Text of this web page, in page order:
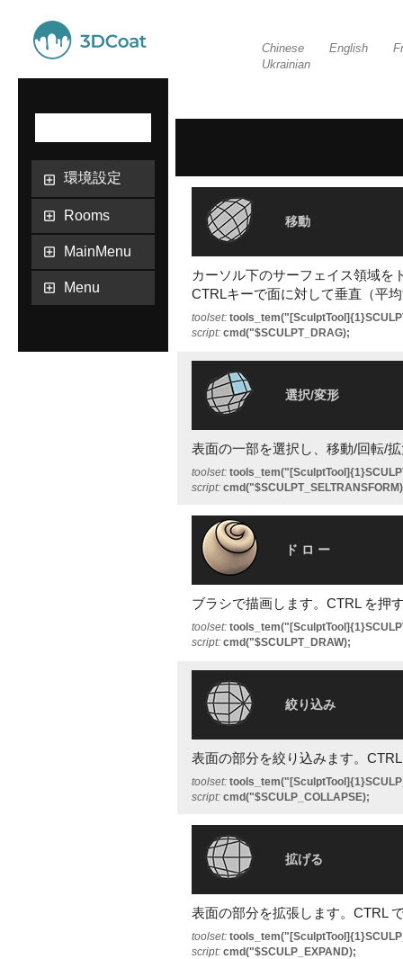
環境設定
Rooms
MainMenu
Menu
Chinese English
Ukrainian
移動
カーソル下のサーフェイス領域を
CTRLキーで面に対して垂直（平
toolset:
script: cmd("$SCULPT_DRAG);
選択/変形
表面の一部を選択し、移動/回転/
toolset:
script:
ド ロ ー
ブラシで描画します。CTRL を押
toolset:
script: cmd("$SCULPT_DRAW);
絞り込み
表面の部分を絞り込みます。
toolset:
script: cmd("$SCULP_COLLAPSE);
拡げる
表面の部分を拡張します。CTRL
toolset:
script: cmd("$SCULP_EXPAND);